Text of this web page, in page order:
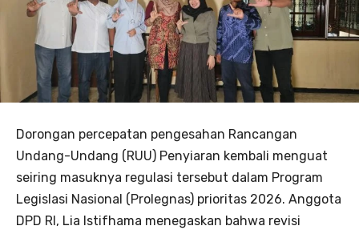
Dorongan percepatan pengesahan Rancangan
Undang-Undang (RUU) Penyiaran kembali menguat
seiring masuknya regulasi tersebut dalam Program
Legislasi Nasional (Prolegnas) prioritas 2026. Anggota
DPD RI, Lia Istifhama menegaskan bahwa revisi